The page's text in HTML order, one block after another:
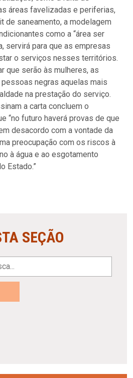
áreas favelizadas e periferias,
de saneamento, a modelagem
como a “área ser
servirá para que as empresas
o serviços nesses territórios.
que serão às mulheres, as
negras aquelas mais
na prestação do serviço.
a carta concluem o
“no futuro haverá provas de que
desacordo com a vontade da
preocupação com os riscos à
à água e ao esgotamento
Estado.”
SEÇÃO